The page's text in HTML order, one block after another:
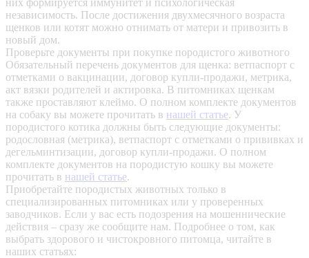
независимость. После достижения двухмесячного возраста
щенков или котят можно отнимать от матери и привозить в
новый дом.
Проверьте документы при покупке породистого животного
Обязательный перечень документов для щенка: ветпаспорт с
отметками о вакцинации, договор купли-продажи, метрика,
акт вязки родителей и актировка. В питомниках щенкам
также проставляют клеймо. О полном комплекте документов
на собаку вы можете прочитать в нашей статье. У
породистого котика должны быть следующие документы:
родословная (метрика), ветпаспорт с отметками о прививках и
дегельминтизации, договор купли-продажи. О полном
комплекте документов на породистую кошку вы можете
прочитать в нашей статье.
Приобретайте породистых животных только в
специализированных питомниках или у проверенных
заводчиков. Если у вас есть подозрения на мошеннические
действия – сразу же сообщите нам. Подробнее о том, как
выбрать здорового и чистокровного питомца, читайте в
наших статьях: